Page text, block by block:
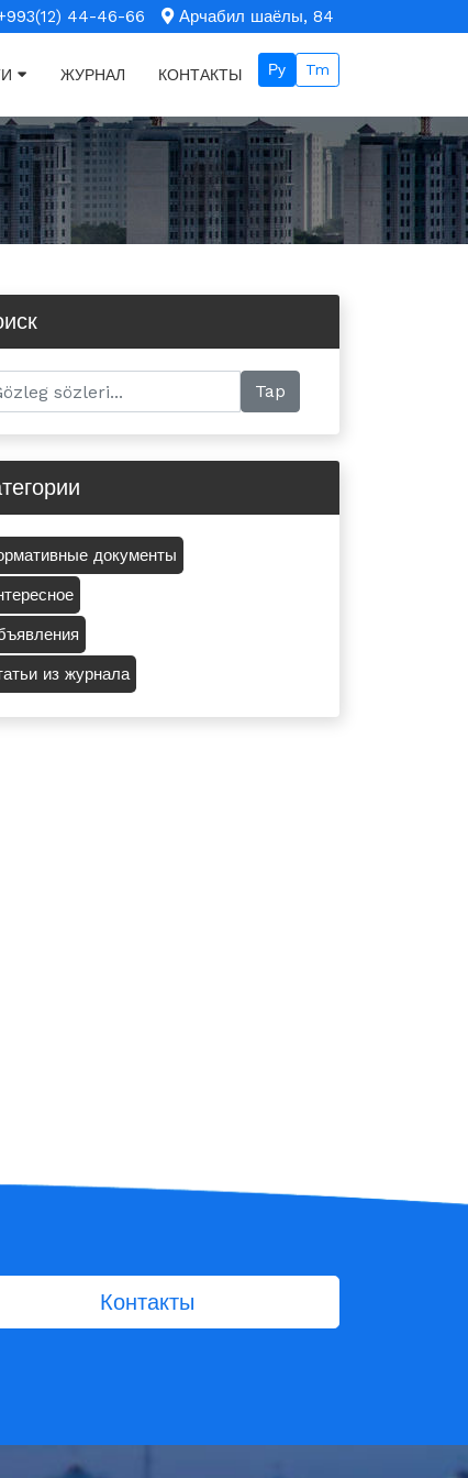
44-46-66 Арчабил шаёлы, 84
ЖУРНАЛ КОНТАКТЫ Ру Tm
документы
из журнала
Контакты